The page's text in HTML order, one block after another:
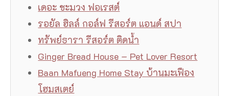
เดอะ ชะมวง ฟอเรสต์
รอยัล ฮิลล์ กอล์ฟ รีสอร์ต แอนด์ สปา
ทรัพย์ธารา รีสอร์ต ติดน้ำ
Ginger Bread House – Pet Lover Resort
Baan Mafueng Home Stay บ้านมะเฟือง
โฮมสเตย์